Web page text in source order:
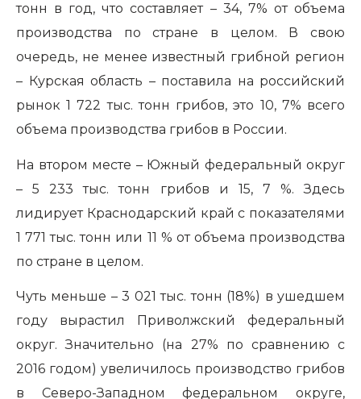
тонн в год, что составляет – 34, 7% от объема
производства по стране в целом. В свою
очередь, не менее известный грибной регион
– Курская область – поставила на российский
рынок 1 722 тыс. тонн грибов, это 10, 7% всего
объема производства грибов в России.
На втором месте – Южный федеральный округ
– 5 233 тыс. тонн грибов и 15, 7 %. Здесь
лидирует Краснодарский край с показателями
1 771 тыс. тонн или 11 % от объема производства
по стране в целом.
Чуть меньше – 3 021 тыс. тонн (18%) в ушедшем
году вырастил Приволжский федеральный
округ. Значительно (на 27% по сравнению с
2016 годом) увеличилось производство грибов
в Северо-Западном федеральном округе,